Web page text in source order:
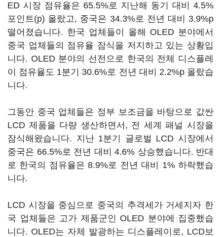
ED 시장 점유율은 65.5%로 지난해 동기 대비 4.5%
포인트(p) 올랐고, 중국은 34.3%로 전년 대비 3.9%p
떨어졌습니다. 한국 업체들이 올해 OLED 분야에서
중국 업체들의 점유율 잠식을 저지하고 있는 상황입
니다. OLED 분야의 선전으로 한국의 전체 디스플레
이 점유율도 1분기 30.6%로 전년 대비 2.2%p 올랐습
니다.
그동안 중국 업체들은 정부 보조금을 바탕으로 값싼
LCD 제품을 다량 생산하면서, 전 세계 패널 시장을
잠식해왔습니다. 지난 1분기 글로벌 LCD 시장에서
중국은 66.5%로 전년 대비 4.6% 상승했습니다. 반대
로 한국의 점유율은 8.9%로 전년 대비 1% 하락했습
니다.
LCD 시장을 중심으로 중국의 추격세가 거세지자 한
국 업체들은 고가 제품군인 OLED 분야에 집중했습
니다. OLED는 자체 발광하는 디스플레이로, LCD보